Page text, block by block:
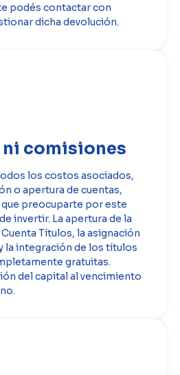
podés contactar con
dicha devolución.
comisiones
los costos asociados,
o apertura de cuentas,
que preocuparte por este
invertir. La apertura de la
Títulos, la asignación
la integración de los títulos
gratuitas.
del capital al vencimiento